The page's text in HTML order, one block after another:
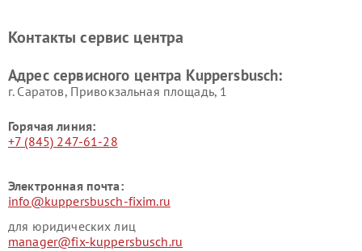
Kuppersbusch
вакуумных упаковщиков
Ремонт сушильных машин Kuppersbusch
Контакты сервис центра
Адрес сервисного центра Kuppersbusch:
г. Саратов, Привокзальная площадь, 1
Горячая линия:
+7 (845) 247-61-28
Электронная почта:
info@kuppersbusch-fixim.ru
для юридических лиц
manager@fix-kuppersbusch.ru